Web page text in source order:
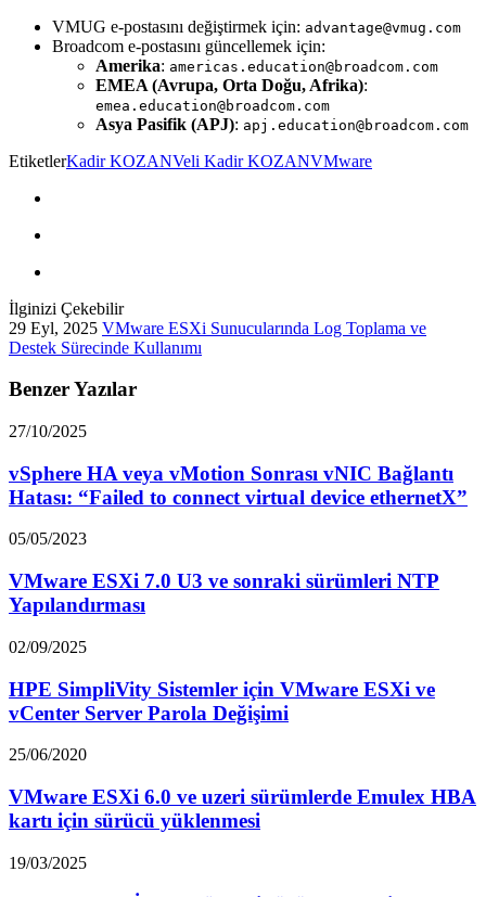
VMUG e-postasını değiştirmek için: advantage@vmug.com
Broadcom e-postasını güncellemek için:
Amerika: americas.education@broadcom.com
EMEA (Avrupa, Orta Doğu, Afrika):
emea.education@broadcom.com
Asya Pasifik (APJ): apj.education@broadcom.com
EtiketlerKadir KOZANVeli Kadir KOZANVMware
İlginizi Çekebilir
29 Eyl, 2025 VMware ESXi Sunucularında Log Toplama ve
Destek Sürecinde Kullanımı
Benzer Yazılar
27/10/2025
vSphere HA veya vMotion Sonrası vNIC Bağlantı
Hatası: “Failed to connect virtual device ethernetX”
05/05/2023
VMware ESXi 7.0 U3 ve sonraki sürümleri NTP
Yapılandırması
02/09/2025
HPE SimpliVity Sistemler için VMware ESXi ve
vCenter Server Parola Değişimi
25/06/2020
VMware ESXi 6.0 ve uzeri sürümlerde Emulex HBA
kartı için sürücü yüklenmesi
19/03/2025